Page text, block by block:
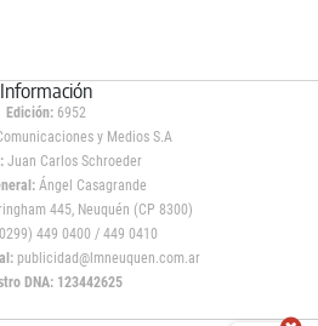
Información
Edición: 6952
y Medios S.A
Juan Carlos Schroeder
Ángel Casagrande
445, Neuquén (CP 8300)
449 0400 / 449 0410
publicidad@lmneuquen.com.ar
DNA: 123442625